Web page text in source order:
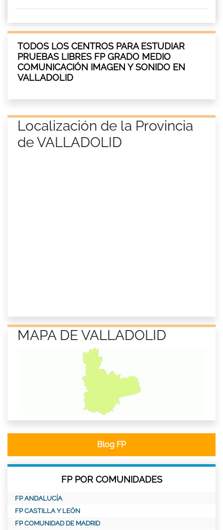
TODOS LOS CENTROS PARA ESTUDIAR
PRUEBAS LIBRES FP GRADO MEDIO
COMUNICACIÓN IMAGEN Y SONIDO EN
VALLADOLID
Localización de la Provincia
de VALLADOLID
MAPA DE VALLADOLID
Blog FP
FP POR COMUNIDADES
FP ANDALUCÍA
FP CASTILLA Y LEÓN
FP COMUNIDAD DE MADRID